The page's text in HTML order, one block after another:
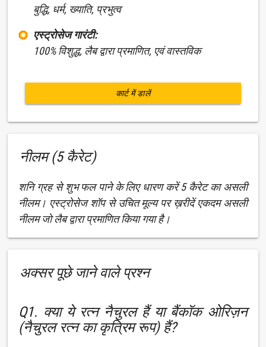
बुद्धि, धर्म, ख्याति, प्रभुत्व
एस्ट्रोसेज गारंटी:
100% विशुद्ध, लैब द्वारा प्रमाणित, एवं वास्तविक
कार्ट में डालें
नीलम (5 कैरेट)
शनि ग्रह से शुभ फल पाने के लिए धारण करें 5 कैरेट का असली
नीलम। एस्ट्रोसेज शॉप से उचित मूल्य पर ख़रीदें एकदम असली
नीलम जो लैब द्वारा प्रमाणित किया गया है।
अक्सर पूछे जाने वाले प्रश्न
Q1. क्या ये रत्न नैचुरल हैं या बैंकॉक ओरिज़न
(नैचुरल रत्न का कृत्रिम रूप) हैं?